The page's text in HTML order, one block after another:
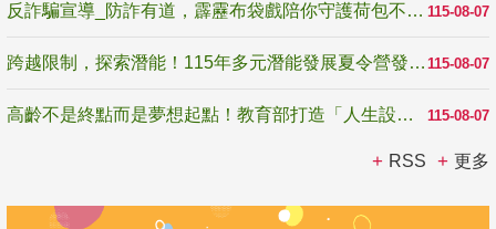
115-08-07
反詐騙宣導_防詐有道，霹靂布袋戲陪你守護荷包不受騙
115-08-07
跨越限制，探索潛能！115年多元潛能發展夏令營發掘生命無限可能
115-08-07
高齡不是終點而是夢想起點！教育部打造「人生設計夢工場」 參展第3屆高齡健康產業博覽會
RSS 更多